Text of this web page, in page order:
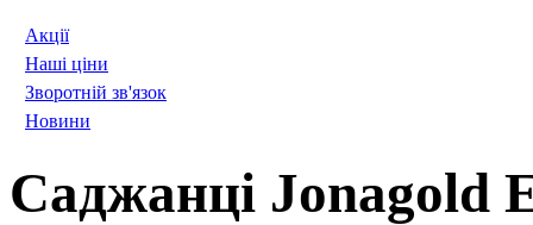
Акції
Наші ціни
Зворотній зв'язок
Новини
Саджанці Jonagold